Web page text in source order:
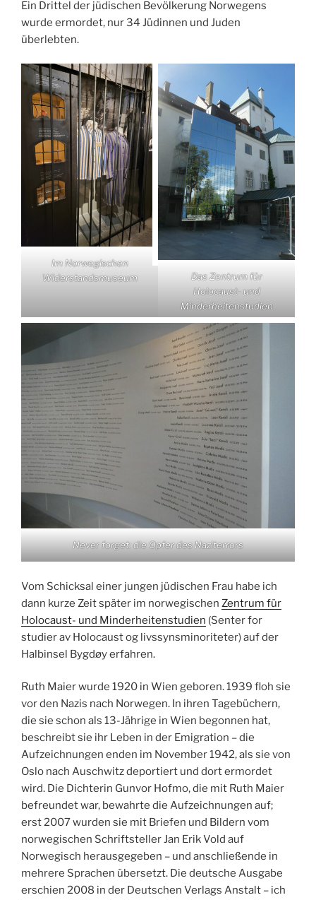
Ein Drittel der jüdischen Bevölkerung Norwegens
wurde ermordet, nur 34 Jüdinnen und Juden
überlebten.
Im Norwegischen
Widerstandsmuseum
Das Zentrum für
Holocaust- und
Minderheitenstudien
Never forget: die Opfer des Naziterrors
Vom Schicksal einer jungen jüdischen Frau habe ich
dann kurze Zeit später im norwegischen Zentrum für
Holocaust- und Minderheitenstudien (Senter for
studier av Holocaust og livssynsminoriteter) auf der
Halbinsel Bygdøy erfahren.
Ruth Maier wurde 1920 in Wien geboren. 1939 floh sie
vor den Nazis nach Norwegen. In ihren Tagebüchern,
die sie schon als 13-Jährige in Wien begonnen hat,
beschreibt sie ihr Leben in der Emigration – die
Aufzeichnungen enden im November 1942, als sie von
Oslo nach Auschwitz deportiert und dort ermordet
wird. Die Dichterin Gunvor Hofmo, die mit Ruth Maier
befreundet war, bewahrte die Aufzeichnungen auf;
erst 2007 wurden sie mit Briefen und Bildern vom
norwegischen Schriftsteller Jan Erik Vold auf
Norwegisch herausgegeben – und anschließende in
mehrere Sprachen übersetzt. Die deutsche Ausgabe
erschien 2008 in der Deutschen Verlags Anstalt – ich